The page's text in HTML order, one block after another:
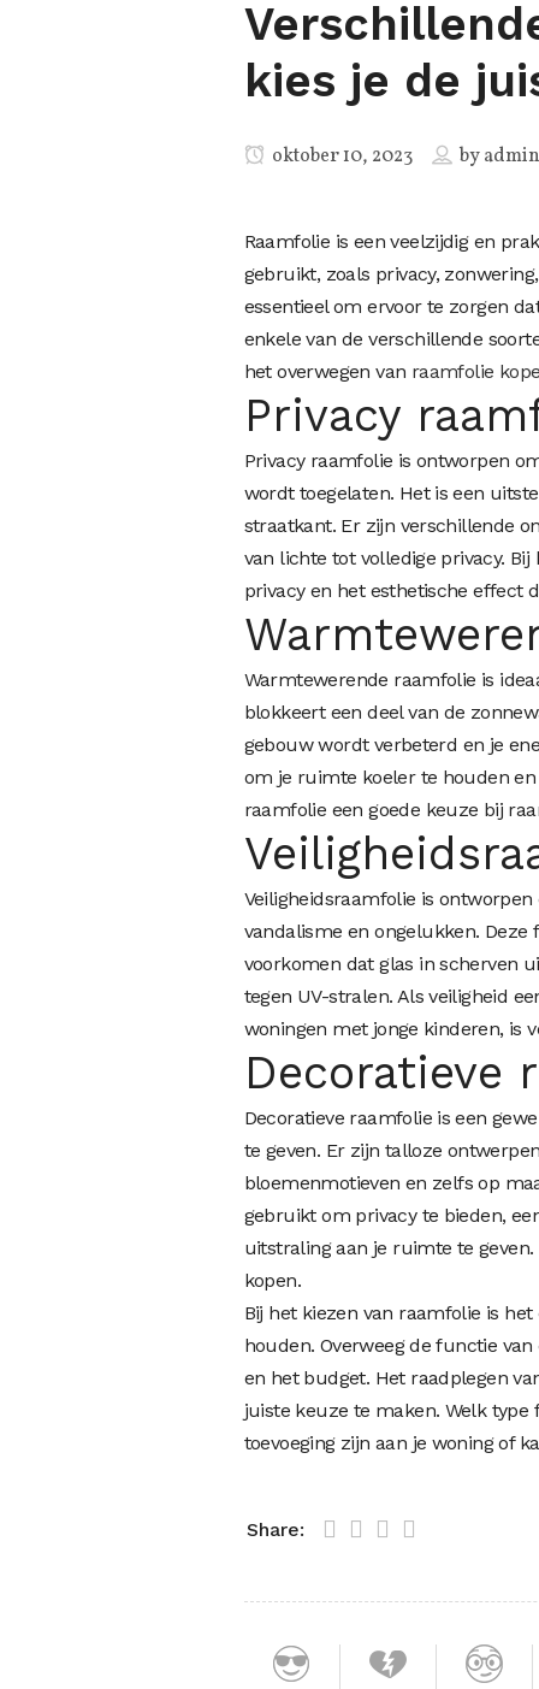
kies je de
oktober 10, 2023 byadmin
Raamfolie is een veelzijdig en
gebruikt, zoals privacy,
essentieel om ervoor te zorgen
enkele van de verschillende
het overwegen van raamfolie
Privacy
Privacy raamfolie is ontworpen
wordt toegelaten. Het is een
straatkant. Er zijn verschillende
van lichte tot volledige privacy.
privacy en het esthetische effect
Warmtewerende raamfolie is
blokkeert een deel van de
gebouw wordt verbeterd en je
om je ruimte koeler te houden
raamfolie een goede keuze bij
Veiligheidsraamfolie is
vandalisme en ongelukken.
voorkomen dat glas in scherven
tegen UV-stralen. Als veiligheid
woningen met jonge kinderen, is
Decoratieve
Decoratieve raamfolie is een
te geven. Er zijn talloze
bloemenmotieven en zelfs op
gebruikt om privacy te bieden,
uitstraling aan je ruimte te
kopen.
Bij het kiezen van raamfolie is
houden. Overweeg de functie
en het budget. Het raadplegen
juiste keuze te maken. Welk
toevoeging zijn aan je woning of
Share: